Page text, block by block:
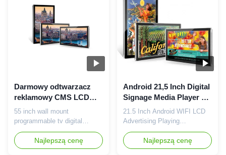
good quality and long life . 2.
Support 10 points IR touch...
shopping malls, hospitals,
banks, elevator,airports and
other ...
Darmowy odtwarzacz
reklamowy CMS LCD
Digital Signage
55 inch wall mount
programmable tv digital
signage video counter
ultrathin lcd display VETO
can produce 15-84 inch wall-
Najlepszą cenę
Android 21,5 Inch Digital
Signage Media Player dla
marketingu
21.5 Inch Android WIFI LCD
Advertising Playing
Equipment Wall Mounted
Touch Display Screen For
Marketing Product
Najlepszą cenę